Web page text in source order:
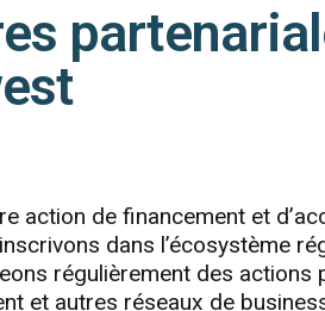
action de financement et
dans l’écosystème
régulièrement des
et autres réseaux de